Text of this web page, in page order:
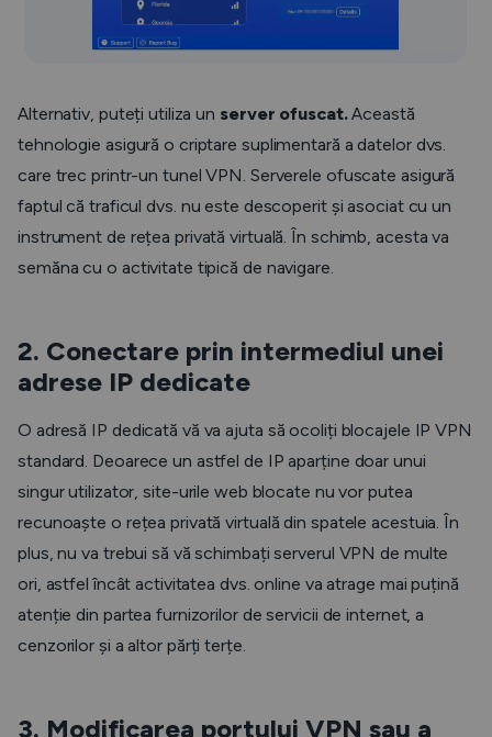
Alternativ, puteți utiliza un server ofuscat.Această
tehnologie asigură o criptare suplimentară a datelor dvs.
care trec printr-un tunel VPN. Serverele ofuscate asigură
faptul că traficul dvs. nu este descoperit și asociat cu un
instrument de rețea privată virtuală. În schimb, acesta va
semăna cu o activitate tipică de navigare.
2. Conectare prin intermediul unei
adrese IP dedicate
O adresă IP dedicată vă va ajuta să ocoliți blocajele IP VPN
standard. Deoarece un astfel de IP aparține doar unui
singur utilizator, site-urile web blocate nu vor putea
recunoaște o rețea privată virtuală din spatele acestuia. În
plus, nu va trebui să vă schimbați serverul VPN de multe
ori, astfel încât activitatea dvs. online va atrage mai puțină
atenție din partea furnizorilor de servicii de internet, a
cenzorilor și a altor părți terțe.
3. Modificarea portului VPN sau a